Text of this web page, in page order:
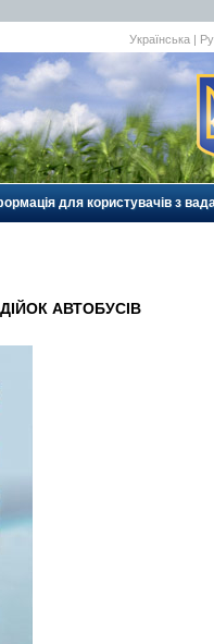
Українська |
для користувачів з
АВТОБУСІВ